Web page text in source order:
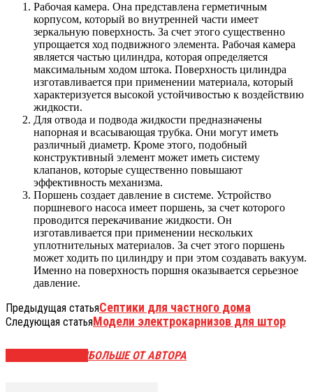
Рабочая камера. Она представлена герметичным
корпусом, который во внутренней части имеет
зеркальную поверхность. За счет этого существенно
упрощается ход подвижного элемента. Рабочая камера
является частью цилиндра, которая определяется
максимальным ходом штока. Поверхность цилиндра
изготавливается при применении материала, который
характеризуется высокой устойчивостью к воздействию
жидкости.
Для отвода и подвода жидкости предназначены
напорная и всасывающая трубка. Они могут иметь
различный диаметр. Кроме этого, подобный
конструктивный элемент может иметь систему
клапанов, которые существенно повышают
эффективность механизма.
Поршень создает давление в системе. Устройство
поршневого насоса имеет поршень, за счет которого
проводится перекачивание жидкости. Он
изготавливается при применении нескольких
уплотнительных материалов. За счет этого поршень
может ходить по цилиндру и при этом создавать вакуум.
Именно на поверхность поршня оказывается серьезное
давление.
Предыдущая статьяСептики для частного дома
Следующая статьяМодели электрокарнизов для штор
БОЛЬШЕ ОТ АВТОРА